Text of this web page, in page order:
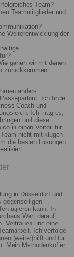
Team?
Teammitglieder und
Weiterentwicklung der
gehen wir mit denen
zurückkommen
anders
Ich finde
Coach und
Ich mag es,
und diese
in einen Vorteil für
nicht mit klugen
die besten Lösungen
in Düsseldorf und
gegenseitigen
agieren kann. In
Wert darauf,
Vertrauen und eine
Ich verfolge
(weiter)hilft und für
Mein Methodenkoffer